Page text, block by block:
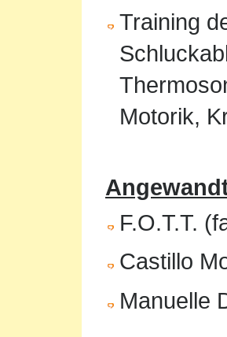
Training
Motorik,
F.O.T.T.
Castillo
Manuelle